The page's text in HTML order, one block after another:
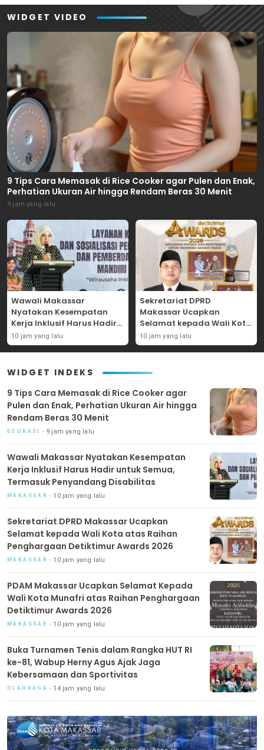
WIDGET VIDEO
9 Tips Cara Memasak di Rice Cooker agar Pulen dan Enak,
Perhatian Ukuran Air hingga Rendam Beras 30 Menit
9 jam yang lalu
Wawali Makassar
Nyatakan Kesempatan
Kerja Inklusif Harus Hadir
untuk Semua, Termasuk
Penyandang Disabilitas
10 jam yang lalu
Sekretariat DPRD
Makassar Ucapkan
Selamat kepada Wali Kota
atas Raihan Penghargaan
Detiktimur Awards 2026
10 jam yang lalu
WIDGET INDEKS
9 Tips Cara Memasak di Rice Cooker agar
Pulen dan Enak, Perhatian Ukuran Air hingga
Rendam Beras 30 Menit
EDUKASI 9 jam yang lalu
Wawali Makassar Nyatakan Kesempatan
Kerja Inklusif Harus Hadir untuk Semua,
Termasuk Penyandang Disabilitas
MAKASSAR 10 jam yang lalu
Sekretariat DPRD Makassar Ucapkan
Selamat kepada Wali Kota atas Raihan
Penghargaan Detiktimur Awards 2026
MAKASSAR 10 jam yang lalu
PDAM Makassar Ucapkan Selamat Kepada
Wali Kota Munafri atas Raihan Penghargaan
Detiktimur Awards 2026
MAKASSAR 10 jam yang lalu
Buka Turnamen Tenis dalam Rangka HUT RI
ke-81, Wabup Herny Agus Ajak Jaga
Kebersamaan dan Sportivitas
OLAHRAGA 14 jam yang lalu